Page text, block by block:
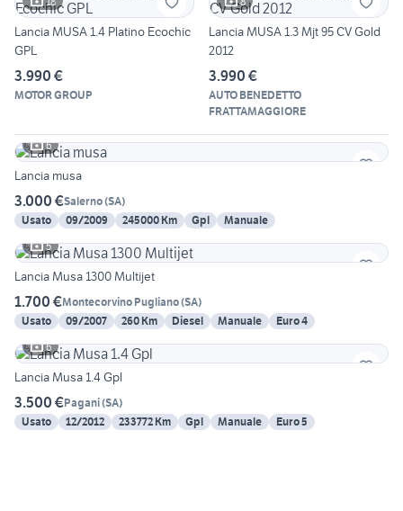
Lancia MUSA 1.4 Platino Ecochic
GPL
3.990 €
MOTOR GROUP
Lancia MUSA 1.3 Mjt 95 CV Gold
2012
3.990 €
AUTO BENEDETTO
FRATTAMAGGIORE
6
Lancia musa
3.000 €Salerno(SA)
Usato
09/2009 245000 Km Gpl
Manuale
5
Lancia Musa 1300 Multijet
1.700 €Montecorvino Pugliano(SA)
Usato
09/2007 260 Km Diesel Manuale
Euro 4
6
Lancia Musa 1.4 Gpl
3.500 €Pagani(SA)
Usato
12/2012 233772 Km Gpl Manuale Euro 5